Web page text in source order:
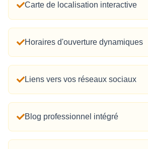
Carte de localisation interactive
Horaires d'ouverture dynamiques
Liens vers vos réseaux sociaux
Blog professionnel intégré